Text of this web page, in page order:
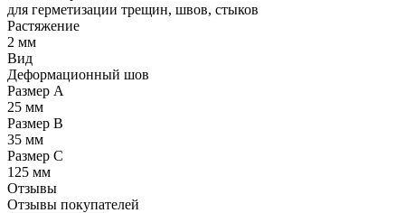
для герметизации трещин, швов, стыков
Растяжение
2 мм
Вид
Деформационный шов
Размер А
25 мм
Размер В
35 мм
Размер С
125 мм
Отзывы
Отзывы покупателей